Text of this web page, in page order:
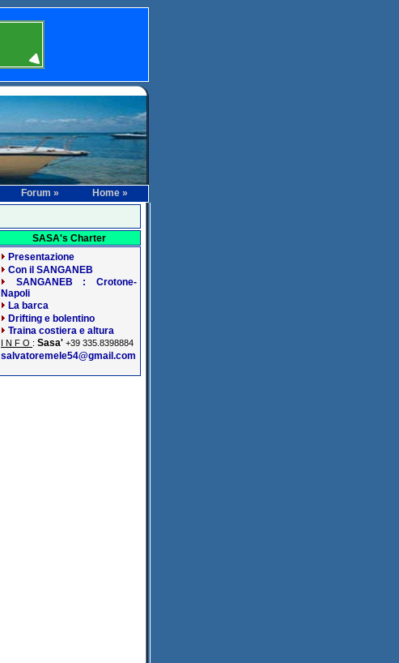
Forum »
Home »
SASA's Charter
Presentazione
Con il SANGANEB
SANGANEB : Crotone-
Napoli
La barca
Drifting e bolentino
Traina costiera e altura
I N F O : Sasa' +39 335.8398884
salvatoremele54@gmail.com